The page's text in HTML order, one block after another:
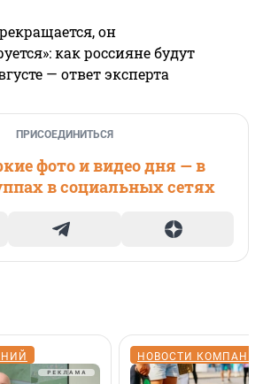
он
как россияне будут
— ответ эксперта
ПРИСОЕДИНИТЬСЯ
фото и видео дня — в
в социальных сетях
НОВОСТИ